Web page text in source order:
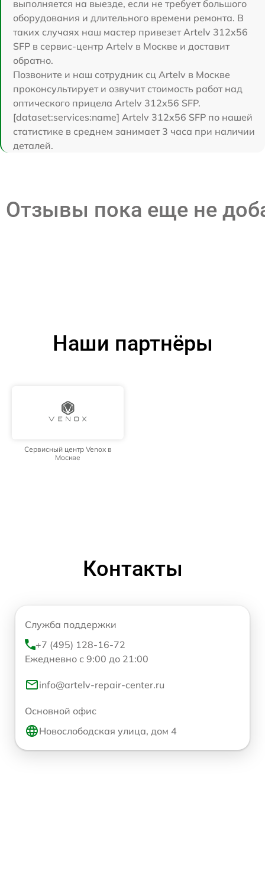
выполняется на выезде, если не требует большого
оборудования и длительного времени ремонта. В
таких случаях наш мастер привезет Artelv 312x56
SFP в сервис-центр Artelv в Москве и доставит
обратно.
Позвоните и наш сотрудник сц Artelv в Москве
проконсультирует и озвучит стоимость работ над
оптического прицела Artelv 312x56 SFP.
[dataset:services:name] Artelv 312x56 SFP по нашей
статистике в среднем занимает 3 часа при наличии
деталей.
Отзывы пока еще не
Наши партнёры
Сервисный центр Venox в
Москве
Контакты
Служба поддержки
+7 (495) 128-16-72
Ежедневно с 9:00 до 21:00
info@artelv-repair-center.ru
Основной офис
Новослободская улица, дом 4